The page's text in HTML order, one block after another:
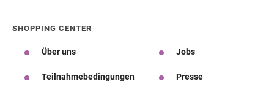
SHOPPING CENTER
Über uns Jobs
Teilnahmebedingungen Presse